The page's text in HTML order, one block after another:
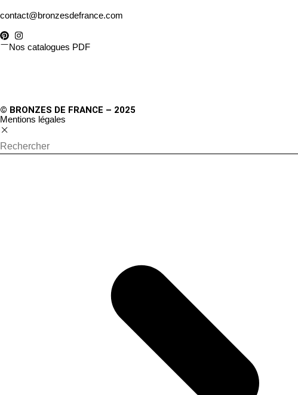
contact@bronzesdefrance.com
Nos catalogues PDF
© BRONZES DE FRANCE – 2025
Mentions légales